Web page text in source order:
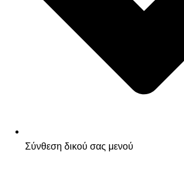
Σύνθεση δικού σας μενού